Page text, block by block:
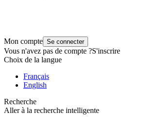
Mon compte Se connecter
Vous n'avez pas de compte ?S'inscrire
Choix de la langue
Français
English
Recherche
Aller à la recherche intelligente